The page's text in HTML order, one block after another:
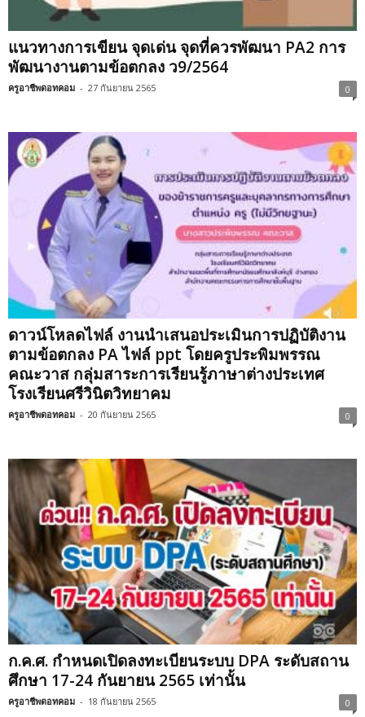
แนวทางการเขียน จุดเด่น จุดที่ควรพัฒนา PA2 การ
พัฒนางานตามข้อตกลง ว9/2564
ครูอาชีพดอทคอม - 27 กันยายน 2565 0
ดาวน์โหลดไฟล์ งานนำเสนอประเมินการปฏิบัติงาน
ตามข้อตกลง PA ไฟล์ ppt โดยครูประพิมพรรณ
คณะวาส กลุ่มสาระการเรียนรู้ภาษาต่างประเทศ
โรงเรียนศรีวินิตวิทยาคม
ครูอาชีพดอทคอม - 20 กันยายน 2565 0
ก.ค.ศ. กำหนดเปิดลงทะเบียนระบบ DPA ระดับสถาน
ศึกษา 17-24 กันยายน 2565 เท่านั้น
ครูอาชีพดอทคอม - 18 กันยายน 2565 0